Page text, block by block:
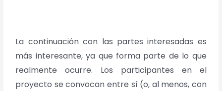
La continuación con las partes interesadas es
más interesante, ya que forma parte de lo que
realmente ocurre. Los participantes en el
proyecto se convocan entre sí (o, al menos, con